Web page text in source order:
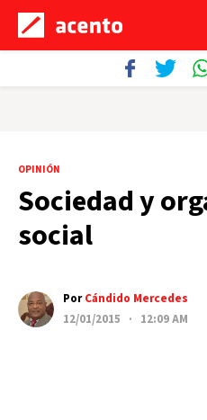
OPINIÓN
Sociedad y
social
PorCándido Mercedes
12/01/2015 · 12:09 AM